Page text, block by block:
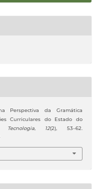
Perspectiva da Gramática
Curriculares do Estado do
, 12(2), 53–62.